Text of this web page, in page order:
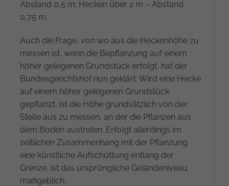
Abstand 0,5 m; Hecken über 2 m – Abstand
0,75 m.
Auch die Frage, von wo aus die Heckenhöhe zu
messen ist, wenn die Bepflanzung auf einem
höher gelegenen Grundstück erfolgt, hat der
Bundesgerichtshof nun geklärt. Wird eine Hecke
auf einem höher gelegenen Grundstück
gepflanzt, ist die Höhe grundsätzlich von der
Stelle aus zu messen, an der die Pflanzen aus
dem Boden austreten. Erfolgt allerdings im
zeitlichen Zusammenhang mit der Pflanzung
eine künstliche Aufschüttung entlang der
Grenze, ist das ursprüngliche Geländeniveau
maßgeblich.